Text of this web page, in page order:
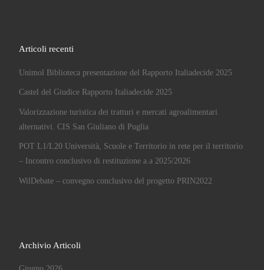
Articoli recenti
Unimol Biblioteca presentazione del Rapporto Italiadecide 2025
Castel del Giudice Rapporto Italiadecide 2025
Valorizzazione turistica dei tratturi e mercati agroalimentari
alternativi. CIS San Giuliano di Puglia
POT L1/L20 Università, Scuole e Territorio in rete per il territorio
– Incontro conclusivo di restituzione a.a 2025/2026
WilDebate – convegno conclusivo del progetto PRIN2022
Archivio Articoli